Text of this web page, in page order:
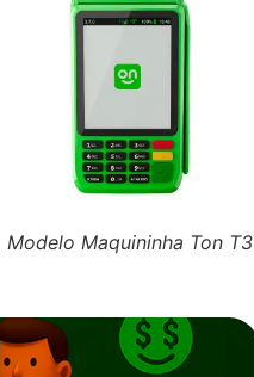
Modelo Maquininha Ton T3